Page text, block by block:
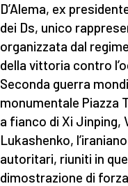
D’Alema, ex
dei Ds, unico
organizzata dal
della vittoria contro
Seconda guerra
monumentale Piazza
a fianco di Xi Jinping,
Lukashenko,
autoritari, riuniti in
dimostrazione di